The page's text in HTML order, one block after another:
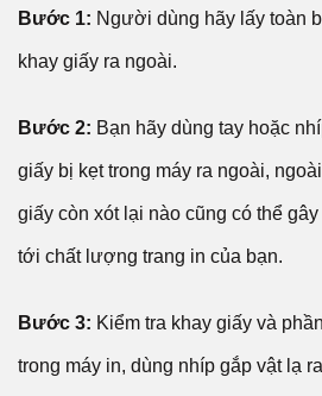
Bước 1: Người dùng hãy lấy toàn
khay giấy ra ngoài.
Bước 2: Bạn hãy dùng tay hoặc
giấy bị kẹt trong máy ra ngoài,
giấy còn xót lại nào cũng có thể
tới chất lượng trang in của bạn.
Bước 3: Kiểm tra khay giấy và
trong máy in, dùng nhíp gắp vật lạ